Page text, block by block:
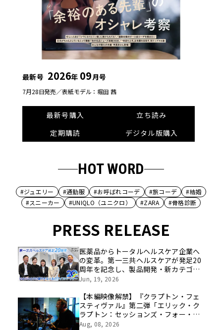
最新号 2026年 09月号
7月28日発売／表紙モデル：堀田 茜
最新号購入
立ち読み
定期購読
デジタル版購入
HOT WORD
#ジュエリー #通勤服 #お呼ばれコーデ #旅コーデ
#結婚
#スニーカー
#UNIQLO（ユニクロ） #ZARA #骨格診断
PRESS RELEASE
医薬品からトータルヘルスケア企業へ
の変革。第一三共ヘルスケアが発足20
周年を記念し、製品開発・新カテゴリ
挑戦の舞台や旧社統合時のエピソード
像を公開！
Jun, 19, 2026
【本編映像解禁】『クラプトン・フェ
スティヴァル』第二弾「エリック・ク
ラプトン：セッションズ・フォー・ロ
バート・ジョンソン2004」8/21（金）
Aug, 08, 2026